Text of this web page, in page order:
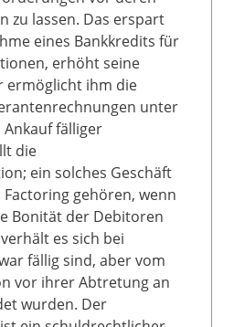
zu lassen. Das erspart
eines Bankkredits für
erhöht seine
ermöglicht ihm die
unter
Ankauf fälliger
die
ein solches Geschäft
gehören, wenn
Bonität der Debitoren
es sich bei
fällig sind, aber vom
vor ihrer Abtretung an
wurden. Der